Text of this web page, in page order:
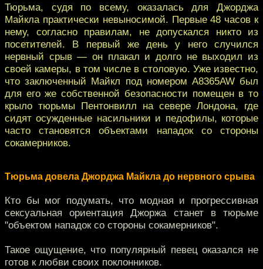
Тюрьма, судя по всему, оказалась для Джорджа
Майкла практически невыносимой. Первые 48 часов к
нему, согласно правилам, не допускался никто из
посетителей. В первый же день у него случился
нервный срыв — он плакал и долго не выходил из
своей камеры, в том числе в столовую. Уже известно,
что заключенный Майкл под номером A8365AW был
для его же собственной безопасности помещен в то
крыло тюрьмы Пентонвилл на севере Лондона, где
сидят осужденные насильники и педофилы, которые
часто становятся объектами нападок со стороны
сокамерников.
Тюрьма довела Джорджа Майкла до нервного срыва
Кто бы мог подумать, что модная и прогрессивная
сексуальная ориентация Джоржа станет в тюрьме
"объектом нападок со стороны сокамерников".
Такое ощущение, что популярный певец оказался не
готов к любви своих поклонников.